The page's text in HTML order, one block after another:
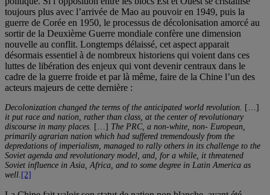
toujours plus avec l’arrivée de Mao au pouvoir en 1949, puis la
guerre de Corée en 1950, le processus de décolonisation amorcé au
sortir de la Deuxième Guerre mondiale confère une dimension
nouvelle au conflit. Longtemps délaissé, cet aspect apparait
désormais essentiel à de nombreux historiens qui voient dans ces
luttes de libération des enjeux qui vont devenir centraux dans le
cadre de la guerre froide et par là même, faire de la Chine l’un des
acteurs majeurs de cette dernière :
Decolonization changed the terms of the anticipated world revolution. […]
it put race and nation, rather than class, at the center of revolutionary
discourse in many places. […] The PRC, a non-white, non- European,
primarily agrarian nation which had suffered tremendously from the
depredations of imperialism, managed to rally others in its challenge to the
Soviet agenda and revolutionary model, and, for a while, it threatened
Soviet influence in Asia, Africa, and to some degree in Latin America as
well [2]